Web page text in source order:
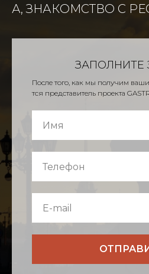
А, ЗНАКОМСТВО С
ЗАПОЛНИТЕ
После того, как мы получим
тся представитель проекта